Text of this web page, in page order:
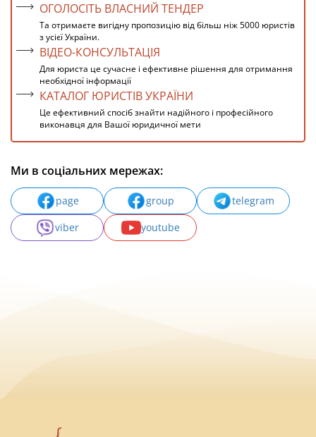
ОГОЛОСІТЬ ВЛАСНИЙ ТЕНДЕР
Та отримаєте вигідну пропозицію від більш ніж 5000 юристів
з усієї України.
ВІДЕО-КОНСУЛЬТАЦІЯ
Для юриста це сучасне і ефективне рішення для отримання
необхідної інформації
КАТАЛОГ ЮРИСТІВ УКРАЇНИ
Це ефективний спосіб знайти надійного і професійного
виконавця для Вашої юридичної мети
Ми в соціальних мережах:
page group
telegram
viber
youtube